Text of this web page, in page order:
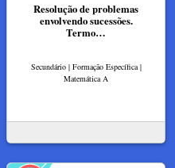
Resolução de problemas
envolvendo sucessões.
Termo…
Secundário | Formação Específica |
Matemática A